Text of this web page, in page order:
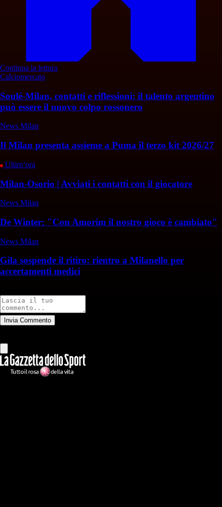
Continua la lettura
Calciomercato
Soulé-Milan, contatti e riflessioni: il talento argentino
può essere il nuovo colpo rossonero
News Milan
Il Milan presenta assieme a Puma il terzo kit 2026/27
Ultim’ora
Milan-Osorio | Avviati i contatti con il giocatore
News Milan
De Winter: "Con Amorim il nostro gioco è cambiato"
News Milan
Gila sospende il ritiro: rientro a Milanello per
accertamenti medici
Invia Commento